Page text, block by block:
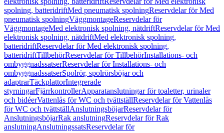
spolning, batteridriftMed pneumatisk spolningReservdelar för Med
pneumatisk spolningVäggmontageReservdelar för
VäggmontageMed elektronisk spolning, nätdriftReservdelar för Med
elektronisk spolning, nätdriftMed elektronisk spolning,
batteridriftReservdelar för Med elektronisk spolning,
batteridriftTillbehörReservdelar för TillbehörInstallations- och
ombyggnadssatserReservdelar för Installations- och
ombyggnadssatserSpolrör, spolrörsböjar och
adaptrarTäckplattorIntegrerade
styrningarFjärrkontrollerApparatanslutningar för toaletter, urinaler
och bidéerVattenlås för WC och tvättställReservdelar för Vattenlås
för WC och tvättställAnslutningsböjarReservdelar för
AnslutningsböjarRak anslutningReservdelar för Rak
anslutningAnslutningssatsReservdelar för